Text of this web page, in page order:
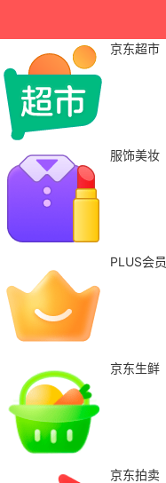
京东超市
服饰美妆
PLUS会员
京东生鲜
京东拍卖